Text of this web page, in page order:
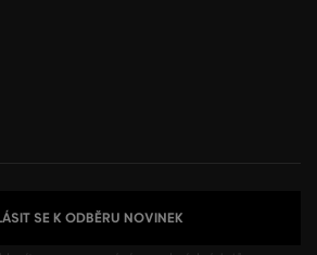
s. r. o.
SE K ODBĚRU NOVINEK